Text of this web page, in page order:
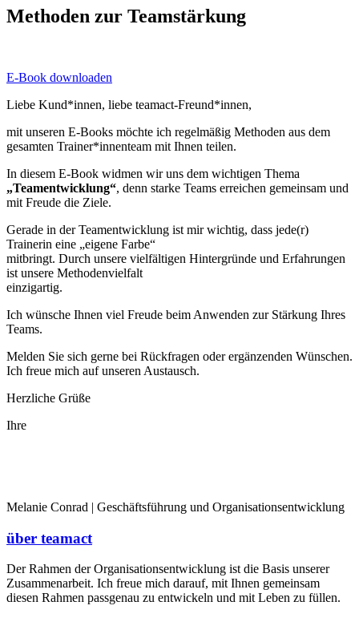
Methoden zur Teamstärkung
E-Book downloaden
Liebe Kund*innen, liebe teamact-Freund*innen,
mit unseren E-Books möchte ich regelmäßig Methoden aus dem
gesamten Trainer*innenteam mit Ihnen teilen.
In diesem E-Book widmen wir uns dem wichtigen Thema
„Teamentwicklung“, denn starke Teams erreichen gemeinsam und
mit Freude die Ziele.
Gerade in der Teamentwicklung ist mir wichtig, dass jede(r)
Trainerin eine „eigene Farbe“
mitbringt. Durch unsere vielfältigen Hintergründe und Erfahrungen
ist unsere Methodenvielfalt
einzigartig.
Ich wünsche Ihnen viel Freude beim Anwenden zur Stärkung Ihres
Teams.
Melden Sie sich gerne bei Rückfragen oder ergänzenden Wünschen.
Ich freue mich auf unseren Austausch.
Herzliche Grüße
Ihre
Melanie Conrad | Geschäftsführung und Organisationsentwicklung
über teamact
Der Rahmen der Organisationsentwicklung ist die Basis unserer
Zusammenarbeit. Ich freue mich darauf, mit Ihnen gemeinsam
diesen Rahmen passgenau zu entwickeln und mit Leben zu füllen.